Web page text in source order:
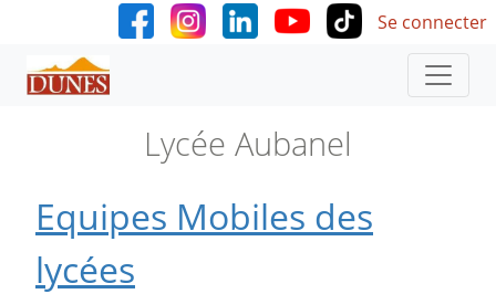
Aller au contenu principal User
Se connecter
Lycée Aubanel
Equipes Mobiles des
lycées